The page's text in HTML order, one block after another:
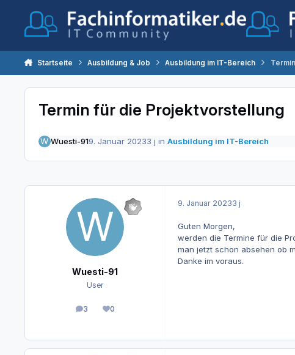
Startseite Ausbildung & Job Ausbildung im IT-Bereich
Termin für die Projektvorstellung
Wuesti-919. Januar 20233 j in Ausbildung im IT-Bereich
Wuesti-91
User
3
Beiträge0
Reputation
9. Januar 20233 j
Guten Morgen,
werden die Termine für die
man jetzt schon absehen ob
Danke im voraus.